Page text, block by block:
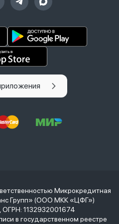
Микрокредитная
Групп» (ООО МКК «ЦФГ»)
1132932001674
в государственном реестре